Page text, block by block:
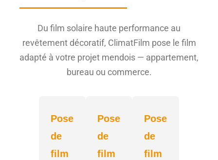
Du film solaire haute performance au
revêtement décoratif, ClimatFilm pose le film
adapté à votre projet mendois — appartement,
bureau ou commerce.
Pose
de
film
Pose
de
film
Pose
de
film